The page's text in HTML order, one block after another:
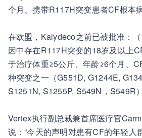
个月、携带R117H突变患者CF根本
在欧盟，Kalydeco之前已被批准：
因中存在R117H突变的18岁及以上
于治疗体重≥5公斤、年龄≥6个月、
种突变之一（G551D, G1244E,
S1251N, S1255P, S549N，S549R
Vertex执行副总裁兼首席医疗官
说：“今天的声明对患有CF的年轻人